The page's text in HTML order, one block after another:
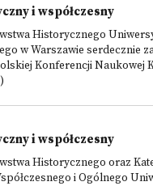
i współczesny
Historycznego
w Warszawie serdecznie
Konferencji Naukowej
i współczesny
Historycznego oraz
i Ogólnego